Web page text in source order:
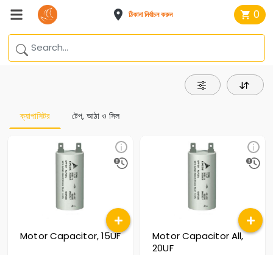
ঠিকানা নির্বাচন করুন 0
ক্যাপাসিটর টেপ, আঠা ও সিল
Motor Capacitor, 15UF
Motor Capacitor All,
20UF